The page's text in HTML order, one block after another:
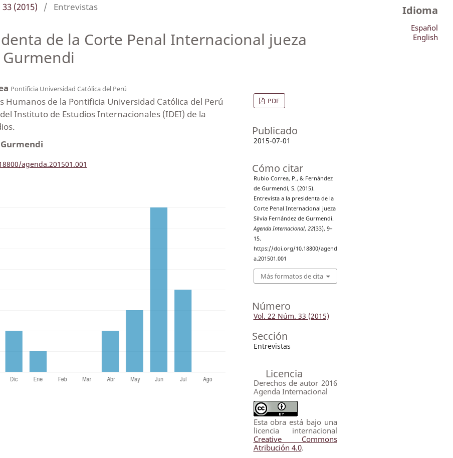
(2015) / Entrevistas
de la Corte Penal Internacional jueza
Pontificia Universidad Católica del Perú
Humanos de la Pontificia Universidad Católica del Perú
Instituto de Estudios Internacionales (IDEI) de la
agenda.201501.001
PDF
Publicado
2015-07-01
Cómo citar
Rubio Correa, P., & Fernández
de Gurmendi, S. (2015).
Entrevista a la presidenta de la
Corte Penal Internacional jueza
Silvia Fernández de Gurmendi.
Agenda Internacional, 22(33), 9–
15.
https://doi.org/10.18800/agend
a.201501.001
Más formatos de cita
Número
Vol. 22 Núm. 33 (2015)
Sección
Entrevistas
Licencia
Derechos de autor 2016
Agenda Internacional
Esta obra está bajo una
licencia internacional
Creative Commons
Atribución 4.0.
Idioma
Español
English